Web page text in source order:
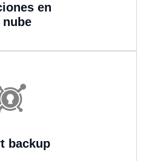
en
nube
backup